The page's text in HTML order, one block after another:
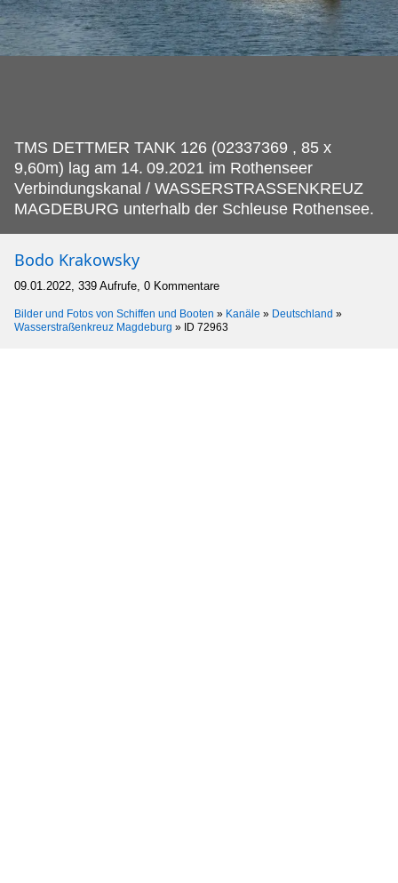
TMS DETTMER TANK 126 (02337369 , 85 x
9,60m) lag am 14. 09.2021 im Rothenseer
Verbindungskanal / WASSERSTRASSENKREUZ
MAGDEBURG unterhalb der Schleuse Rothensee.
Bodo Krakowsky
09.01.2022, 339 Aufrufe, 0 Kommentare
Bilder und Fotos von Schiffen und Booten » Kanäle » Deutschland »
Wasserstraßenkreuz Magdeburg » ID 72963